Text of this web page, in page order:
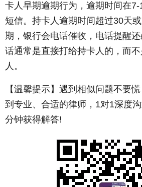
卡人早期逾期行为，逾期时间在
短信。持卡人逾期时间超过30天
期，银行会电话催收，电话提醒
话通常是直接打给持卡人的，而
人。
【温馨提示】遇到相似问题不要
到专业、合适的律师，1对1深度
分钟获得解答!